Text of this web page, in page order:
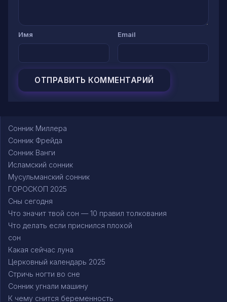
Имя Email
Сонник Миллера
Сонник Фрейда
Сонник Ванги
Исламский сонник
Мусульманский сонник
ГОРОСКОП 2025
Сны сегодня
Что значит твой сон — 10 правил толкования
Что делать если приснился плохой
сон
Какая сейчас луна
Церковный календарь 2025
Стричь ногти во сне
Сонник угнали машину
К чему снится беременность